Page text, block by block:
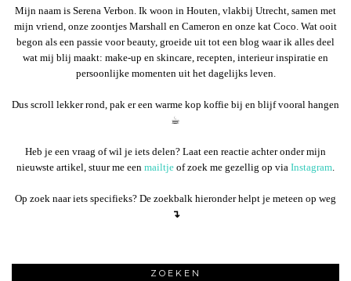
Mijn naam is Serena Verbon. Ik woon in Houten, vlakbij Utrecht, samen met
mijn vriend, onze zoontjes Marshall en Cameron en onze kat Coco. Wat ooit
begon als een passie voor beauty, groeide uit tot een blog waar ik alles deel
wat mij blij maakt: make-up en skincare, recepten, interieur inspiratie en
persoonlijke momenten uit het dagelijks leven.
Dus scroll lekker rond, pak er een warme kop koffie bij en blijf vooral hangen
☕︎
Heb je een vraag of wil je iets delen? Laat een reactie achter onder mijn
nieuwste artikel, stuur me een mailtje of zoek me gezellig op via Instagram
Op zoek naar iets specifieks? De zoekbalk hieronder helpt je meteen op weg
↴
ZOEKEN